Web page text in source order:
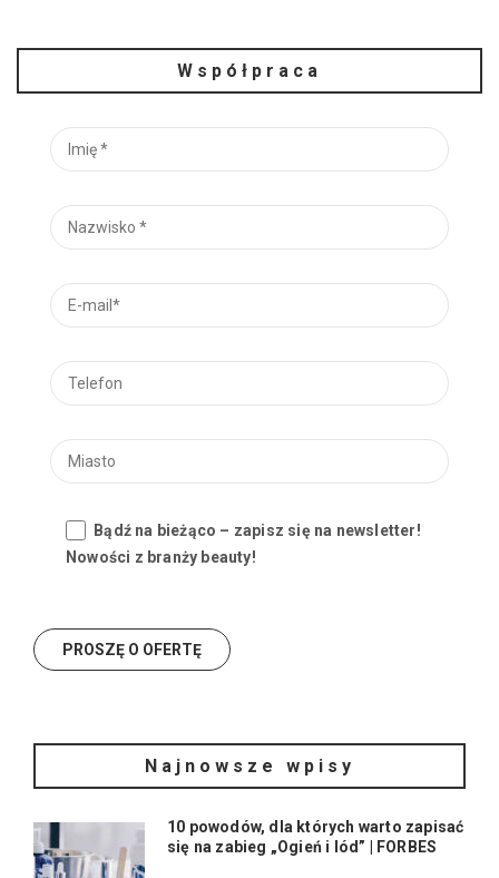
Współpraca
Bądź na bieżąco – zapisz się na newsletter!
Nowości z branży beauty!
Najnowsze wpisy
10 powodów, dla których warto zapisać
się na zabieg „Ogień i lód” | FORBES